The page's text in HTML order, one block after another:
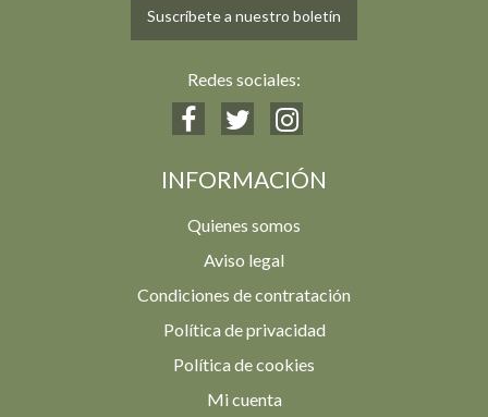
Suscríbete a nuestro boletín
Redes sociales:
INFORMACIÓN
Quienes somos
Aviso legal
Condiciones de contratación
Política de privacidad
Política de cookies
Mi cuenta